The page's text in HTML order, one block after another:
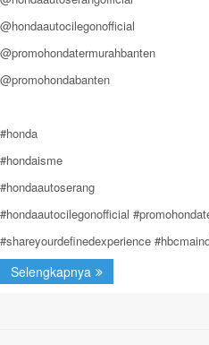
@hondaautocilegonofficial
@promohondatermurahbanten
@promohondabanten
#honda
#hondaisme
#hondaautoserang
#hondaautocilegonofficial
#shareyourdefinedexperience
Selengkapnya